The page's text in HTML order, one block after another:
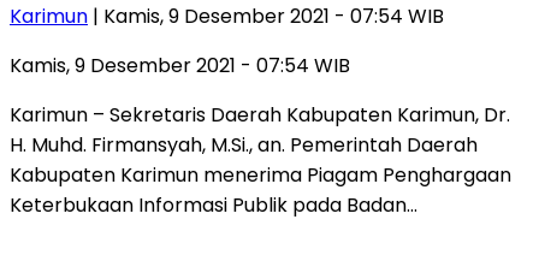
Karimun | Kamis, 9 Desember 2021 - 07:54 WIB
Kamis, 9 Desember 2021 - 07:54 WIB
Karimun – Sekretaris Daerah Kabupaten Karimun, Dr.
H. Muhd. Firmansyah, M.Si., an. Pemerintah Daerah
Kabupaten Karimun menerima Piagam Penghargaan
Keterbukaan Informasi Publik pada Badan…